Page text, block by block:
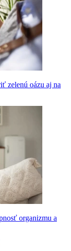
zelenú oázu aj na
organizmu a